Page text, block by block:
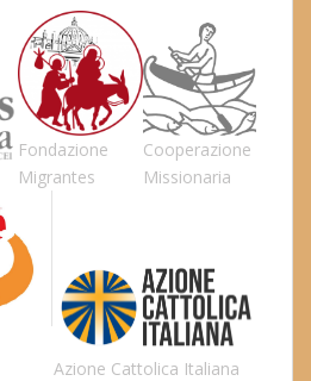
Fondazione
Migrantes
Cooperazione
Missionaria
Azione Cattolica Italiana